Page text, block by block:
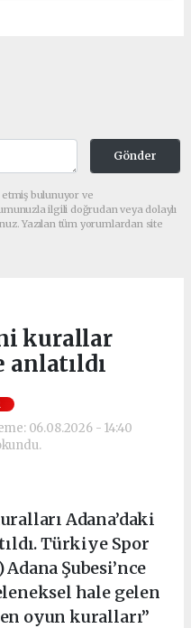
Gönder
bulunuyor ve
ilgili doğrudan veya dolaylı
Yazılan tüm yorumlardan site
kurallar
anlatıldı
06.08.2026 - 14:40
Adana’daki
Türkiye Spor
Şubesi’nce
hale gelen
oyun kuralları”